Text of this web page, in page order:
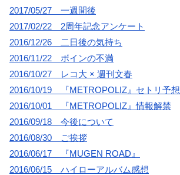
2017/05/27 一週間後
2017/02/22 2周年記念アンケート
2016/12/26 二日後の気持ち
2016/11/22 ボインの不満
2016/10/27 レコ大 × 週刊文春
2016/10/19 『METROPOLIZ』セトリ予想
2016/10/01 『METROPOLIZ』情報解禁
2016/09/18 今後について
2016/08/30 ご挨拶
2016/06/17 『MUGEN ROAD』
2016/06/15 ハイローアルバム感想